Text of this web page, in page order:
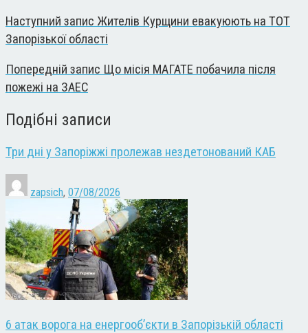
Наступний запис Жителів Курщини евакуюють на ТОТ
Запорізької області
Попередній запис Що місія МАГАТЕ побачила після
пожежі на ЗАЕС
Подібні записи
Три дні у Запоріжжі пролежав нездетонований КАБ
zapsich, 07/08/2026
6 атак ворога на енергооб’єкти в Запорізькій області